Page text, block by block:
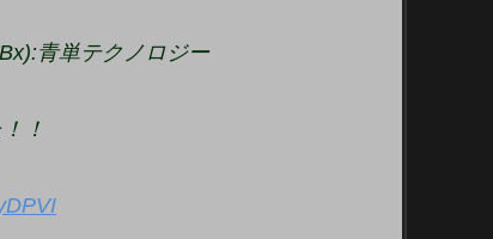
青単テクノロジー
！